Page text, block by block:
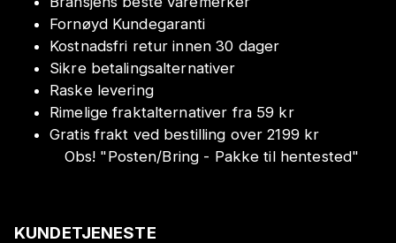
Fornøyd Kundegaranti
Kostnadsfri retur innen 30 dager
Sikre betalingsalternativer
Raske levering
Rimelige fraktalternativer fra 59 kr
Gratis frakt ved bestilling over 2199 kr
Obs! "Posten/Bring - Pakke til hentested"
KUNDETJENESTE